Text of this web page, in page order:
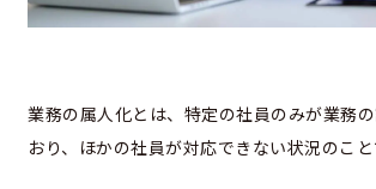
業務の属人化とは、特定の社員のみが業務
おり、ほかの社員が対応できない状況のこと